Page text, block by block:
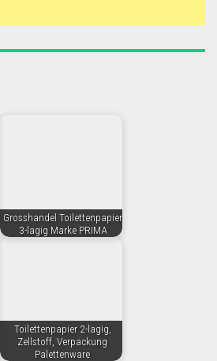
Grosshandel Toilettenpapier
3-lagig Marke PRIMA
Toilettenpapier 2-lagig,
Zellstoff, Verpackung
Palettenware